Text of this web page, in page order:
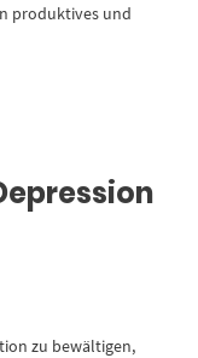
produktives und
zu bewältigen,